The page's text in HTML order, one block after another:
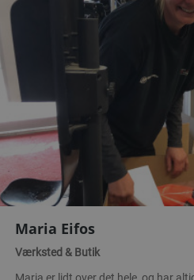
Maria Eifos
Værksted & Butik